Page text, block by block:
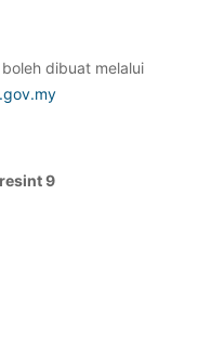
dibuat melalui
9